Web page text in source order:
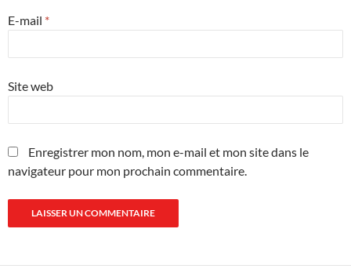
E-mail *
Site web
Enregistrer mon nom, mon e-mail et mon site dans le
navigateur pour mon prochain commentaire.